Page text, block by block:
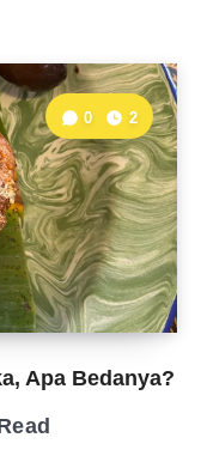
Apa Bedanya?
0 2